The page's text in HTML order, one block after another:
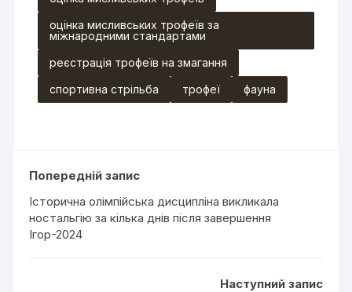
оцінка мисливських трофеїв за
міжнародними стандартами
реєстрація трофеїв на змагання
спортивна стрільба
трофеї фауна
Попередній запис
Історична олімпійська дисципліна викликала
ностальгію за кілька днів після завершення
Ігор-2024
Наступний запис